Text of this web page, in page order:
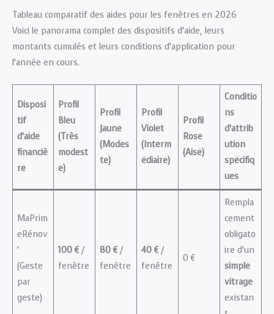
Tableau comparatif des aides pour les fenêtres en 2026
Voici le panorama complet des dispositifs d’aide, leurs
montants cumulés et leurs conditions d’application pour
l’année en cours.
Disposi
tif
d’aide
financiè
re
Profil
Bleu
(Très
modest
e)
Profil
Jaune
(Modes
te)
Profil
Violet
(Interm
édiaire)
Profil
Rose
(Aisé)
Conditio
ns
d’attrib
ution
spécifiq
ues
MaPrim
eRénov
’
(Geste
par
geste)
100 €/
fenêtre
80 €/
fenêtre
40 €/
fenêtre
0 €
Rempla
cement
obligato
ire d’un
simple
vitrage
existan